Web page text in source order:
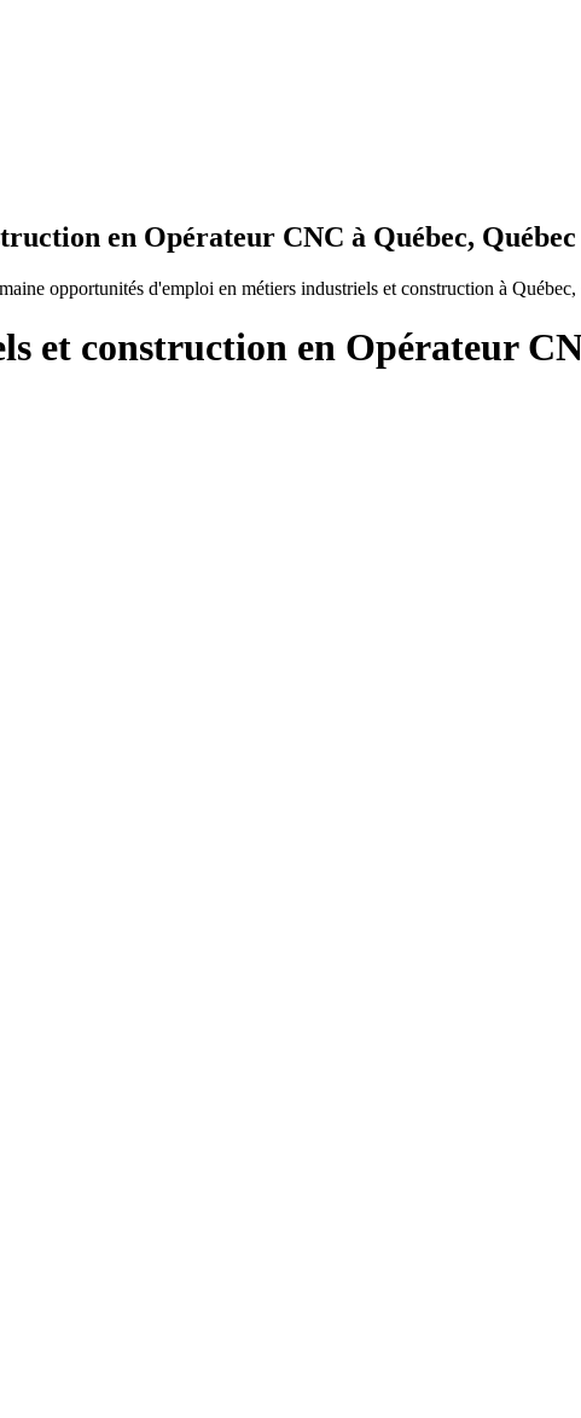
en Opérateur CNC à Québec, Québec
opportunités d'emploi en métiers industriels et construction à Québec,
et construction en Opérateur